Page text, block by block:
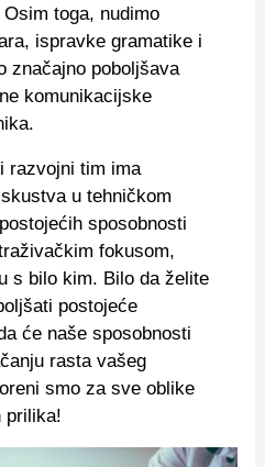
toga, nudimo
ispravke gramatike i
značajno poboljšava
komunikacijske
razvojni tim ima
u tehničkom
sposobnosti
fokusom,
s bilo kim. Bilo da želite
postojeće
će naše sposobnosti
rasta vašeg
smo za sve oblike
prilika!